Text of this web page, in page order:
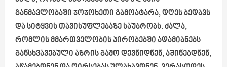
განმავლობაში ჯოჯოხეთი გამოატარა, დღეს ბედავს
და სიტყვის თავისუფლებაზე საუბრობს. ძალა,
რომლის მმართველობის პირობებში ადამიანებს
განსხვავებული აზრის გამო დევნიდნენ, აშინებდნენ,